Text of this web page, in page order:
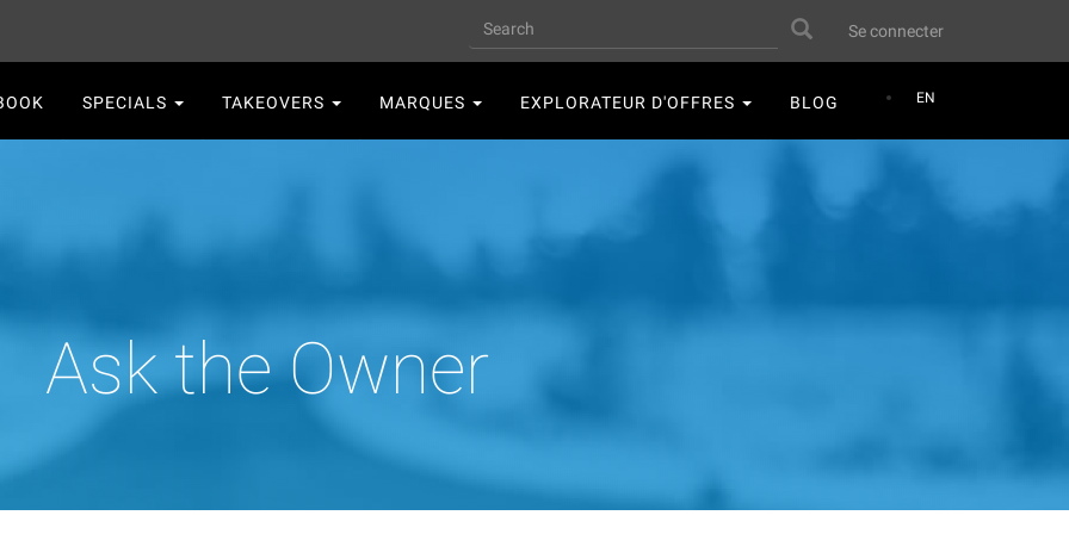
User
account
menu
Se connecter
Search Search
EN
SPECIALS TAKEOVERS MARQUES EXPLORATEUR D'OFFRES BLOG
Ask the Owner